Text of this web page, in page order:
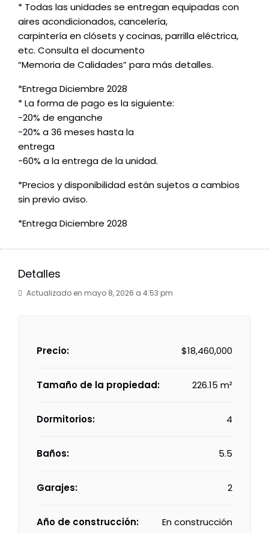
* Todas las unidades se entregan equipadas con
aires acondicionados, cancelería,
carpintería en clósets y cocinas, parrilla eléctrica,
etc. Consulta el documento
“Memoria de Calidades” para más detalles.
*Entrega Diciembre 2028
* La forma de pago es la siguiente:
-20% de enganche
-20% a 36 meses hasta la
entrega
-60% a la entrega de la unidad.
*Precios y disponibilidad están sujetos a cambios
sin previo aviso.
*Entrega Diciembre 2028
Detalles
Actualizado en mayo 8, 2026 a 4:53 pm
Precio: $18,460,000
Tamaño de la propiedad: 226.15 m²
Dormitorios: 4
Baños: 5.5
Garajes: 2
Año de construcción: En construcción